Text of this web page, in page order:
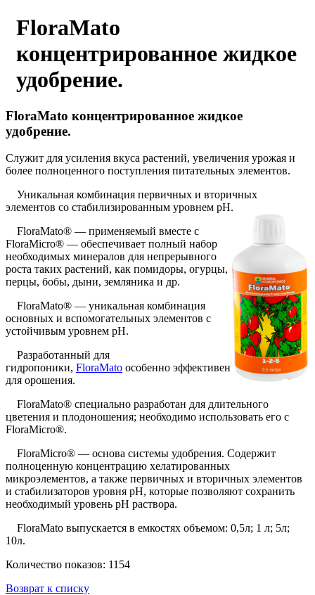
FloraMato
концентрированное жидкое
удобрение.
FloraMato концентрированное жидкое
удобрение.
Служит для усиления вкуса растений, увеличения урожая и
более полноценного поступления питательных элементов.
Уникальная комбинация первичных и вторичных
элементов со стабилизированным уровнем pH.
FloraMato® — применяемый вместе с
FloraMicro® — обеспечивает полный набор
необходимых минералов для непрерывного
роста таких растений, как помидоры, огурцы,
перцы, бобы, дыни, земляника и др.
FloraMato® — уникальная комбинация
основных и вспомогательных элементов с
устойчивым уровнем pH.
Разработанный для
гидропоники, FloraMato особенно эффективен
для орошения.
FloraMato® специально разработан для длительного
цветения и плодоношения; необходимо использовать его с
FloraMicro®.
FloraMicro® — основа системы удобрения. Содержит
полноценную концентрацию хелатированных
микроэлементов, а также первичных и вторичных элементов
и стабилизаторов уровня pH, которые позволяют сохранить
необходимый уровень pH раствора.
FloraMato выпускается в емкостях объемом: 0,5л; 1 л; 5л;
10л.
Количество показов: 1154
Возврат к списку